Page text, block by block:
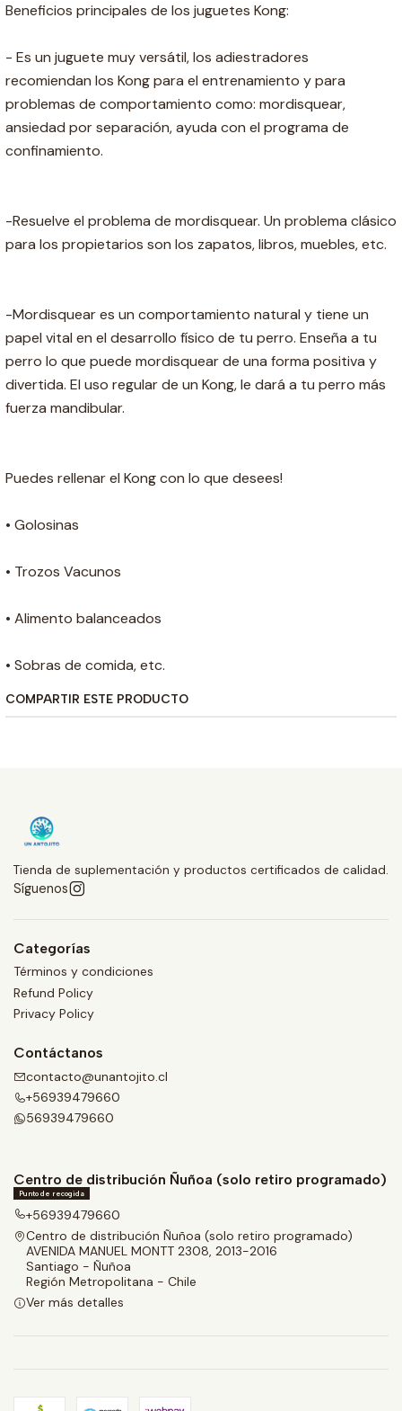
Beneficios principales de los juguetes Kong:
- Es un juguete muy versátil, los adiestradores
recomiendan los Kong para el entrenamiento y para
problemas de comportamiento como: mordisquear,
ansiedad por separación, ayuda con el programa de
confinamiento.
-Resuelve el problema de mordisquear. Un problema clásico
para los propietarios son los zapatos, libros, muebles, etc.
-Mordisquear es un comportamiento natural y tiene un
papel vital en el desarrollo físico de tu perro. Enseña a tu
perro lo que puede mordisquear de una forma positiva y
divertida. El uso regular de un Kong, le dará a tu perro más
fuerza mandibular.
Puedes rellenar el Kong con lo que desees!
• Golosinas
• Trozos Vacunos
• Alimento balanceados
• Sobras de comida, etc.
COMPARTIR ESTE PRODUCTO
Tienda de suplementación y productos certificados de calidad.
Síguenos
Categorías
Términos y condiciones
Refund Policy
Privacy Policy
Contáctanos
contacto@unantojito.cl
+56939479660
56939479660
Centro de distribución Ñuñoa (solo retiro programado)
Punto de recogida
+56939479660
Centro de distribución Ñuñoa (solo retiro programado)
AVENIDA MANUEL MONTT 2308, 2013-2016
Santiago - Ñuñoa
Región Metropolitana - Chile
Ver más detalles